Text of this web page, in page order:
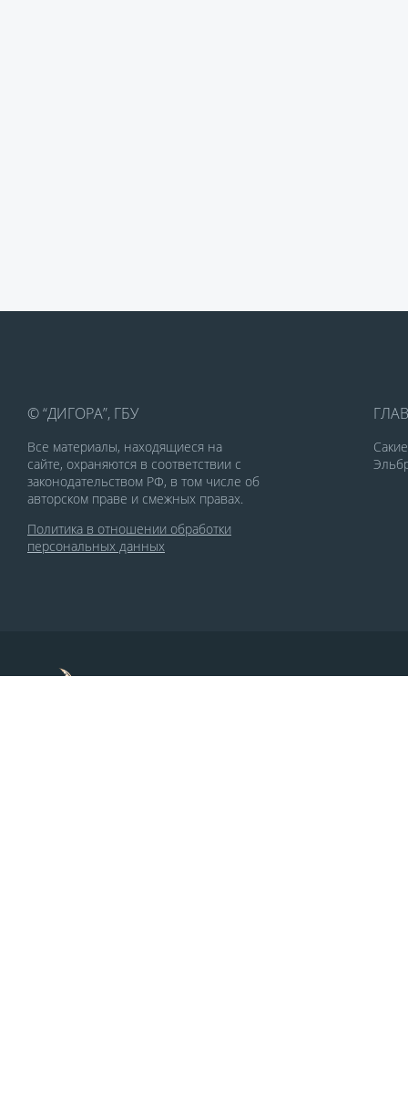
© “ДИГОРА”, ГБУ
Все материалы, находящиеся на
сайте, охраняются в соответствии с
законодательством РФ, в том числе об
авторском праве и смежных правах.
Политика в отношении обработки
персональных данных